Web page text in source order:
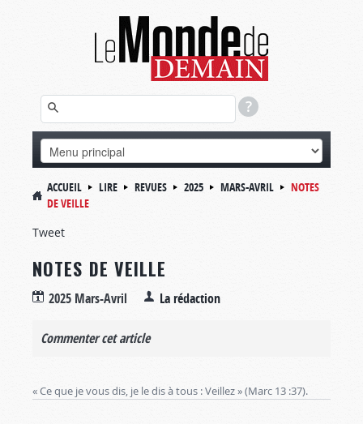
ACCUEIL LIRE REVUES 2025 MARS-AVRIL
NOTES
DE VEILLE
Tweet
NOTES DE VEILLE
2025 Mars-Avril La rédaction
Commenter cet article
« Ce que je vous dis, je le dis à tous : Veillez » (Marc 13 :37).